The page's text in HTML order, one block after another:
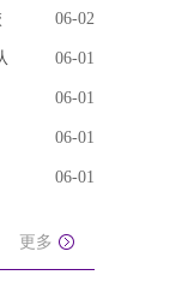
06-02
06-01
06-01
06-01
06-01
更多